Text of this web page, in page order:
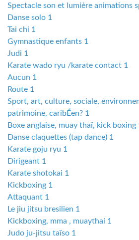
Spectacle son et lumière animations
Danse solo 1
Tai chi 1
Gymnastique enfants 1
Judi 1
Karate wado ryu /karate contact 1
Aucun 1
Route 1
Sport, art, culture, sociale,
patrimoine, caribÉen? 1
Boxe anglaise, muay thaï, kick boxing
Danse claquettes (tap dance) 1
Karate goju ryu 1
Dirigeant 1
Karate shotokai 1
Kickboxing 1
Attaquant 1
Le jiu jitsu bresilien 1
Kickboxing, mma , muaythai 1
Judo ju-jitsu taïso 1